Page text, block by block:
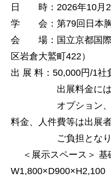
日 時：2026年10月20
学 会：第79回日本胸
会 場：国立京都国際
区岩倉大鷲町422）
出 展 料：50,000円/1社
出展料金には基礎
オプション、展
料金、人件費等は出展
ご負担となりま
＜展示スペース＞
W1,800×D900×H2,100
展示台（